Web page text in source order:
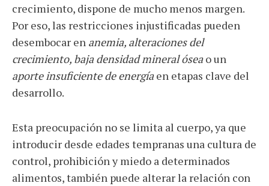
crecimiento, dispone de mucho menos margen.
Por eso, las restricciones injustificadas pueden
desembocar en anemia, alteraciones del
crecimiento, baja densidad mineral óseao un
aporte insuficiente de energíaen etapas clave del
desarrollo.
Esta preocupación no se limita al cuerpo, ya que
introducir desde edades tempranas una cultura de
control, prohibición y miedo a determinados
alimentos, también puede alterar la relación con